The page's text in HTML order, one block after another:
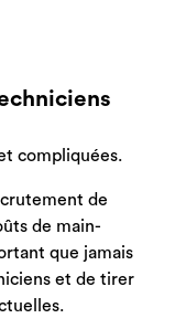
compliquées.
de
de main-
que jamais
et de tirer